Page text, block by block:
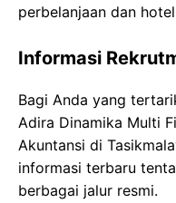
perbelanjaan dan
Informasi
Bagi Anda yang
Adira Dinamika Multi
Akuntansi di
informasi terbaru
berbagai jalur resmi.